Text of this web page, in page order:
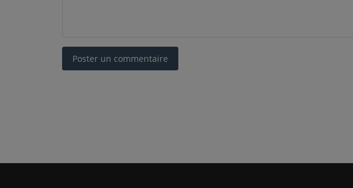
Poster un commentaire